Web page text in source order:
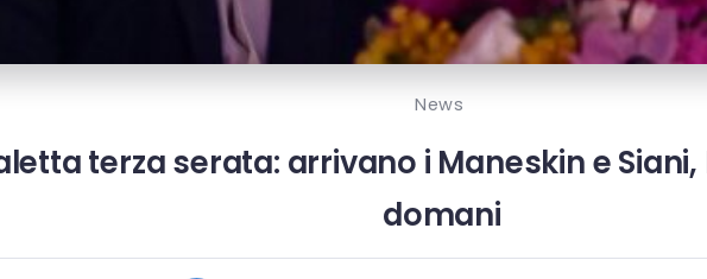
News
terza serata: arrivano i Maneskin e
domani